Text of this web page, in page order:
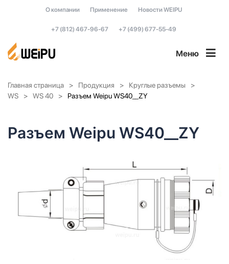
О компании Применение Новости WEIPU
+7 (812) 467-96-67 +7 (499) 677-55-49
Меню
Главная страница Продукция
Круглые разъемы
WS
WS 40 Разъем Weipu WS40__ZY
Разъем Weipu WS40__ZY